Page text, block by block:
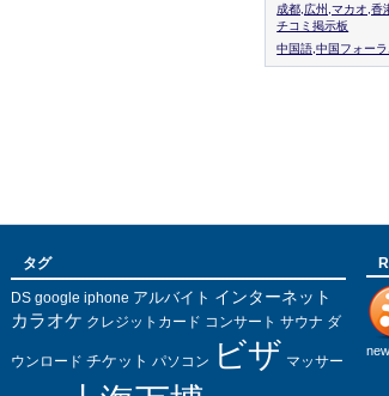
成都,広州,マカオ,香
チコミ掲示板
中国語,中国フォー
タグ
DS google iphone アルバイト インターネット
カラオケ クレジットカード コンサート サウナ ダ
ウンロード チケット パソコン ビザ マッサー